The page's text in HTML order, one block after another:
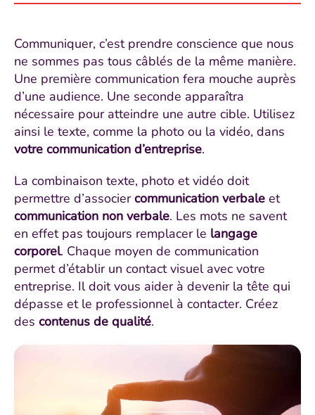
Communiquer, c’est prendre conscience que nous
ne sommes pas tous câblés de la même manière.
Une première communication fera mouche auprès
d’une audience. Une seconde apparaîtra
nécessaire pour atteindre une autre cible. Utilisez
ainsi le texte, comme la photo ou la vidéo, dans
votre communication d’entreprise.
La combinaison texte, photo et vidéo doit
permettre d’associercommunication verbale et
communication non verbale. Les mots ne savent
en effet pas toujours remplacer le langage
corporel. Chaque moyen de communication
permet d’établir un contact visuel avec votre
entreprise. Il doit vous aider à devenir la tête qui
dépasse et le professionnel à contacter. Créez
des contenus de qualité.